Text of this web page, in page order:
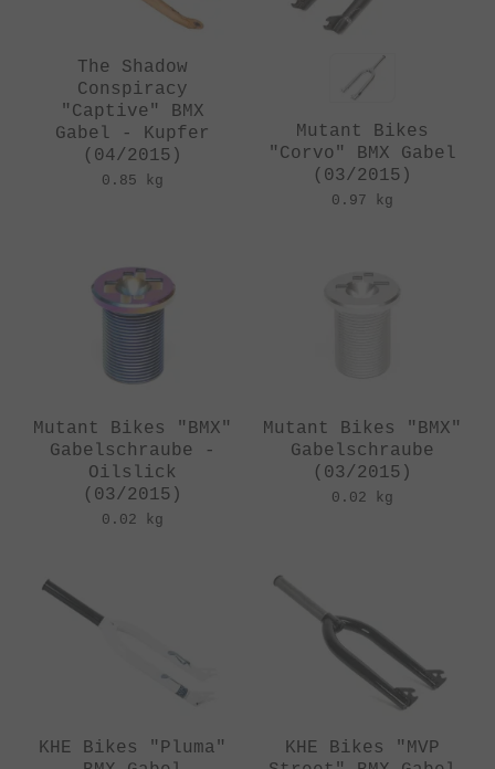
The Shadow
Conspiracy
"Captive" BMX
Gabel - Kupfer
(04/2015)
0.85 kg
Mutant Bikes
"Corvo" BMX Gabel
(03/2015)
0.97 kg
Mutant Bikes "BMX"
Gabelschraube -
Oilslick
(03/2015)
0.02 kg
Mutant Bikes "BMX"
Gabelschraube
(03/2015)
0.02 kg
KHE Bikes "Pluma"
KHE Bikes "MVP